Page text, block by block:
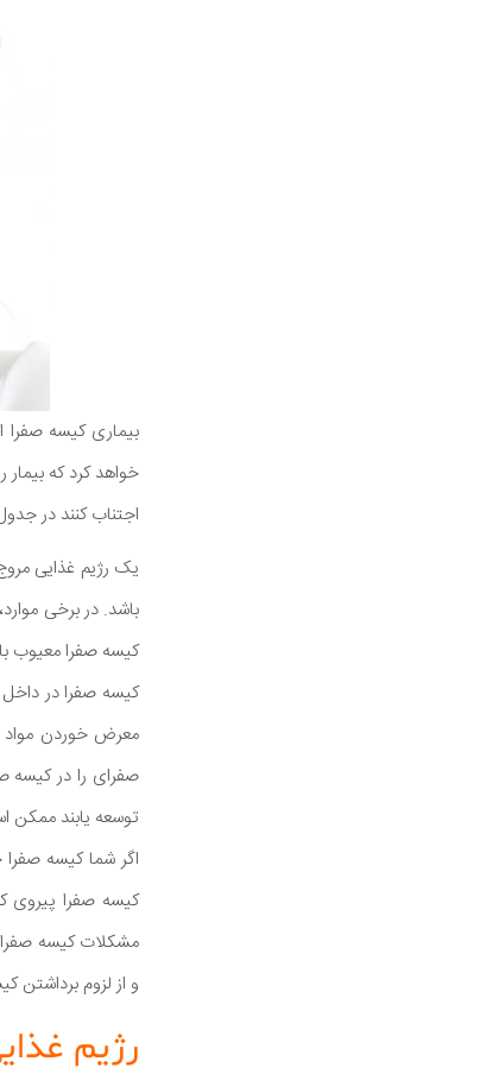
بیماری کیسه صفرا
خواهد کرد که
اجتناب کنند در
یک رژیم غذایی
باشد. در برخی
کیسه صفرا معیوب
کیسه صفرا در
معرض خوردن مواد
صفرای را در کیسه
توسعه یابند ممکن
اگر شما کیسه
کیسه صفرا پیروی
مشکلات کیسه صفرا
و از لزوم برداشتن
رژیم